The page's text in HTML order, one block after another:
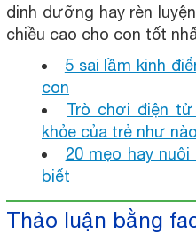
dinh dưỡng hay rèn
chiều cao cho con tốt
5 sai lầm kinh
con
Trò chơi điện
khỏe của trẻ như
20 mẹo hay
biết
Thảo luận bằng